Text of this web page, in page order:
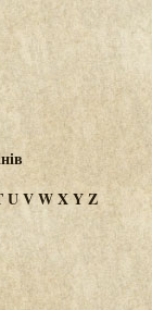
UVWXYZ